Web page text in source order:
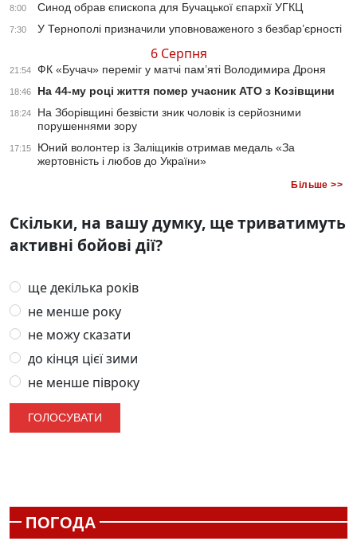
8:00 Синод обрав єпископа для Бучацької єпархії УГКЦ
7:30 У Тернополі призначили уповноваженого з безбар’єрності
6 Серпня
21:54 ФК «Бучач» переміг у матчі пам’яті Володимира Дроня
18:46 На 44-му році життя помер учасник АТО з Козівщини
18:24
На Зборівщині безвісти зник чоловік із серйозними
порушеннями зору
17:15
Юний волонтер із Заліщиків отримав медаль «За
жертовність і любов до України»
Більше >>
Скільки, на вашу думку, ще триватимуть
активні бойові дії?
ще декілька років
не менше року
не можу сказати
до кінця цієї зими
не менше півроку
ПОГОДА